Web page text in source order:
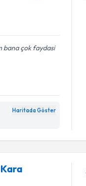
bana çok faydasi
Haritada Göster